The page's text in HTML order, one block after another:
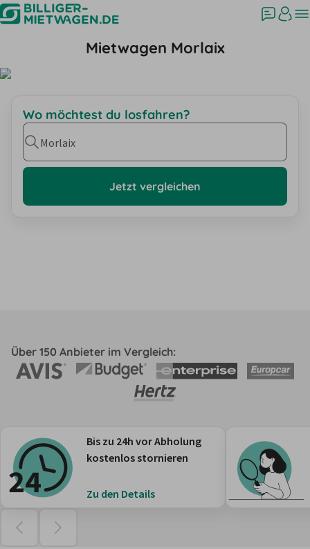
Mietwagen Morlaix
Wo möchtest du losfahren?
Morlaix
Jetzt vergleichen
Über 150 Anbieter im Vergleich:
Bis zu 24h vor Abholung
kostenlos stornieren
Zu den Details